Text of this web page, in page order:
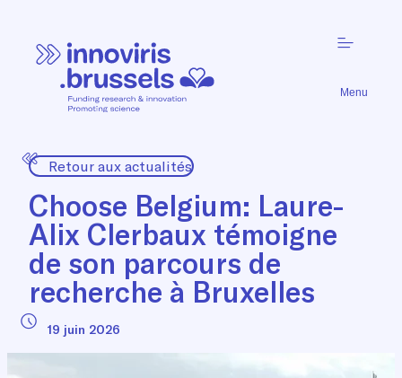
Menu
Retour aux actualités
Choose Belgium: Laure-
Alix Clerbaux témoigne
de son parcours de
recherche à Bruxelles
19 juin 2026